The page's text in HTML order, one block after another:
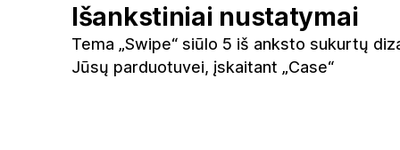
Išankstiniai nustatymai
Tema „Swipe“ siūlo 5 iš anksto sukurtų
Jūsų parduotuvei, įskaitant „Case“